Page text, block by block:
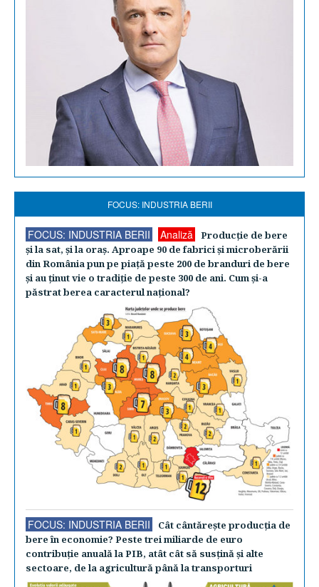
FOCUS: INDUSTRIA BERII
FOCUS: INDUSTRIA BERII Analiză
Producţie de bere
şi la sat, şi la oraş. Aproape 90 de fabrici şi microberării
din România pun pe piaţă peste 200 de branduri de bere
şi au ţinut vie o tradiţie de peste 300 de ani. Cum şi-a
păstrat berea caracterul naţional?
FOCUS: INDUSTRIA BERII
Cât cântăreşte producţia de
bere în economie? Peste trei miliarde de euro
contribuţie anuală la PIB, atât cât să susţină şi alte
sectoare, de la agricultură până la transporturi